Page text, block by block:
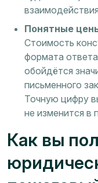
Понятные
Стоимость
формата
обойдётся
письменного
Точную цифру
не изменится в
Как вы